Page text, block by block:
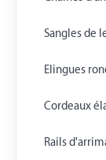
Sangles de
Elingues
Cordeaux
Rails